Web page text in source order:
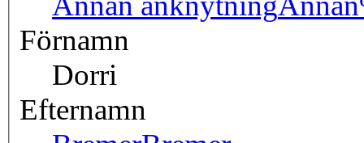
Förnamn
Dorri
Efternamn